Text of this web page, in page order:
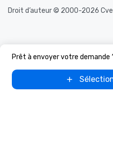
Prêt à envoyer votre demande
Droit d’auteur © 2000-2026